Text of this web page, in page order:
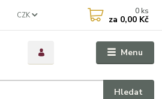
Menu
CZK
Hledat
0 ks
za 0,00 Kč